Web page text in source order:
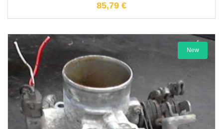
85,79 €
New